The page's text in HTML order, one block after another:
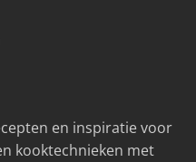
en inspiratie voor
kooktechnieken met